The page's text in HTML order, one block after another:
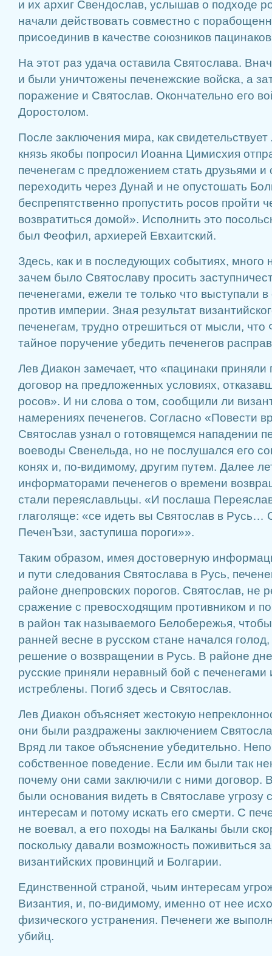
и их архиг Свендослав, услышав о подходе
начали действовать совместно с
присоединив в качестве союзников
На этот раз удача оставила Святослава.
и были уничтожены печенежские войска, а
поражение и Святослав. Окончательно его
Доростолом.
После заключения мира, как
князь якобы попросил Иоанна Цимисхия
печенегам с предложением стать друзьями
переходить через Дунай и не опустошать
беспрепятственно пропустить росов пройти
возвратиться домой». Исполнить это
был Феофил, архиерей Евхаитский.
Здесь, как и в последующих событиях, много
зачем было Святославу просить
печенегами, ежели те только что выступали
против империи. Зная результат
печенегам, трудно отрешиться от мысли,
тайное поручение убедить печенегов
Лев Диакон замечает, что «пацинаки приняли
договор на предложенных условиях,
росов». И ни слова о том, сообщили ли
намерениях печенегов. Согласно «Повести
Святослав узнал о готовящемся нападении
воеводы Свенельда, но не послушался его
конях и, по-видимому, другим путем. Далее
информаторами печенегов о времени
стали переяславльцы. «И послаша
глаголяще: «се идеть вы Святослав в
ПеченЪзи, заступиша пороги»».
Таким образом, имея достоверную
и пути следования Святослава в Русь,
районе днепровских порогов. Святослав, не
сражение с превосходящим противником и
в район так называемого Белобережья,
ранней весне в русском стане начался
решение о возвращении в Русь. В районе
русские приняли неравный бой с печенегами
истреблены. Погиб здесь и Святослав.
Лев Диакон объясняет жестокую
они были раздражены заключением
Вряд ли такое объяснение убедительно.
собственное поведение. Если им были так
почему они сами заключили с ними договор.
были основания видеть в Святославе угрозу
интересам и потому искать его смерти. С
не воевал, а его походы на Балканы были
поскольку давали возможность поживиться
византийских провинций и Болгарии.
Единственной страной, чьим интересам
Византия, и, по-видимому, именно от нее
физического устранения. Печенеги же
убийц.